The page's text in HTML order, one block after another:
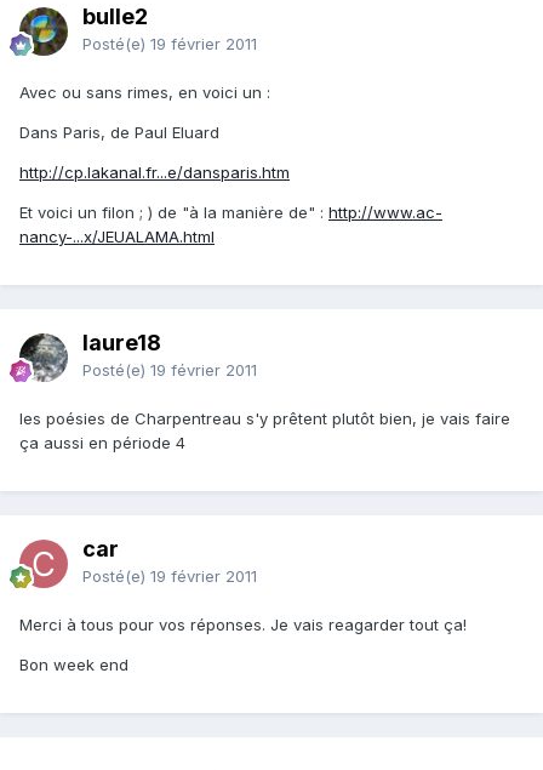
bulle2
Posté(e) 19 février 2011
Avec ou sans rimes, en voici un :
Dans Paris, de Paul Eluard
http://cp.lakanal.fr...e/dansparis.htm
Et voici un filon ; ) de "à la manière de" : http://www.ac-
nancy-...x/JEUALAMA.html
laure18
Posté(e) 19 février 2011
les poésies de Charpentreau s'y prêtent plutôt bien, je vais faire
ça aussi en période 4
car
Posté(e) 19 février 2011
Merci à tous pour vos réponses. Je vais reagarder tout ça!
Bon week end